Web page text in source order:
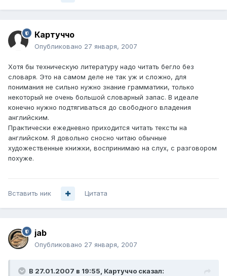
Картуччо
Опубликовано 27 января, 2007
Хотя бы техническую литературу надо читать бегло без
словаря. Это на самом деле не так уж и сложно, для
понимания не сильно нужно знание грамматики, только
некоторый не очень большой словарный запас. В идеале
конечно нужно подтягиваться до свободного владения
английским.
Практически ежедневно приходится читать тексты на
английском. Я довольно сносно читаю обычные
художественные книжки, воспринимаю на слух, с разговором
похуже.
Вставить ник Цитата
jab
Опубликовано 27 января, 2007
В 27.01.2007 в 19:55, Картуччо сказал: